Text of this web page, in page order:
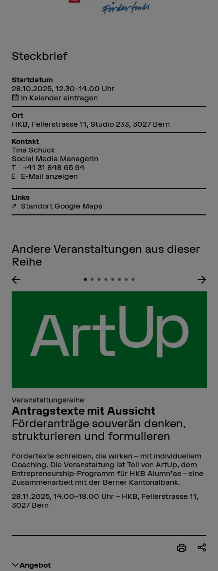
Steckbrief
Startdatum
28.10.2025, 12.30–14.00 Uhr
In Kalender eintragen
Ort
HKB, Fellerstrasse 11, Studio 233, 3027 Bern
Kontakt
Tina Schück
Social Media Managerin
+41 31 848 65 94
E-Mail anzeigen
Links
Standort Google Maps
Andere Veranstaltungen aus dieser
Reihe
Veranstaltungsreihe
Antragstexte mit Aussicht
Förderanträge souverän denken,
strukturieren und formulieren
Fördertexte schreiben, die wirken – mit individuellem
Coaching. Die Veranstaltung ist Teil von ArtUp, dem
Entrepreneurship-Programm für HKB Alumn*ae – eine
Zusammenarbeit mit der Berner Kantonalbank.
28.11.2025, 14.00–18.00 Uhr – HKB, Fellerstrasse 11,
3027 Bern
Angebot